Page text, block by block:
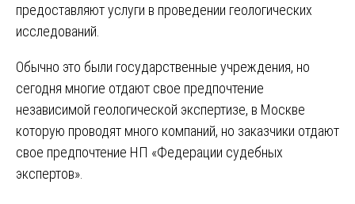
предоставляют услуги в проведении геологических
исследований.
Обычно это были государственные учреждения, но
сегодня многие отдают свое предпочтение
независимой геологической экспертизе, в Москве
которую проводят много компаний, но заказчики отдают
свое предпочтение НП «Федерации судебных
экспертов».